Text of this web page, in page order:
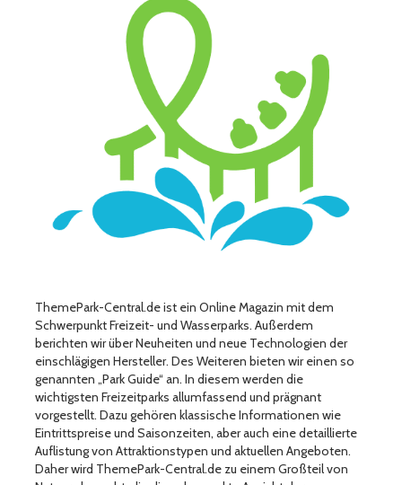
ThemePark-Central.de ist ein Online Magazin mit dem
Schwerpunkt Freizeit- und Wasserparks. Außerdem
berichten wir über Neuheiten und neue Technologien der
einschlägigen Hersteller. Des Weiteren bieten wir einen so
genannten „Park Guide“ an. In diesem werden die
wichtigsten Freizeitparks allumfassend und prägnant
vorgestellt. Dazu gehören klassische Informationen wie
Eintrittspreise und Saisonzeiten, aber auch eine detaillierte
Auflistung von Attraktionstypen und aktuellen Angeboten.
Daher wird ThemePark-Central.de zu einem Großteil von